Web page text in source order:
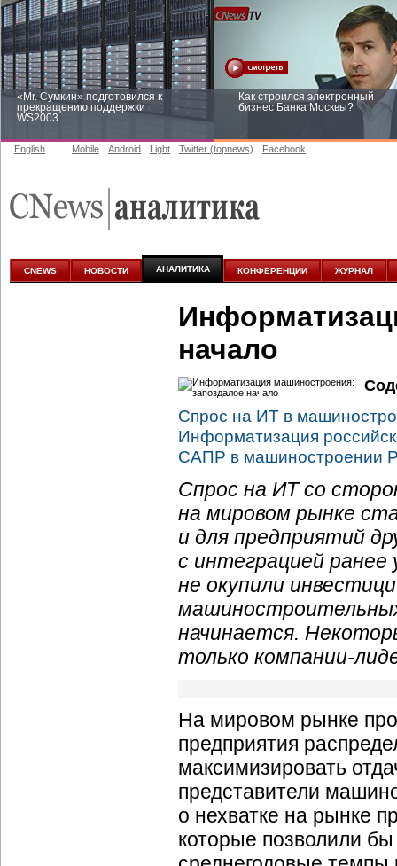
«Mr. Сумкин» подготовился к
прекращению поддержки
WS2003
Как строился электронный
бизнес Банка Москвы?
аналитике
English Mobile Android Light Twitter (topnews) Facebook
CNEWS НОВОСТИ АНАЛИТИКА КОНФЕРЕНЦИИ ЖУРНАЛ
начало
Спрос на ИТ в
Информатизация
САПР в машиностроении
Спрос на ИТ со
на мировом рынке
и для предприятий
с интеграцией
не окупили
начинается.
только компании-
На мировом рынке
предприятия
максимизировать
представители
о нехватке на рынке
которые позволили